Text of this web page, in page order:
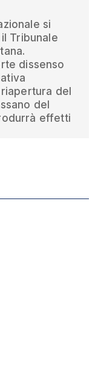
si
Tribunale
dissenso
del
del
effetti